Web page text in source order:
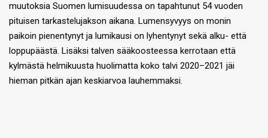
muutoksia Suomen lumisuudessa on tapahtunut 54 vuoden
pituisen tarkastelujakson aikana. Lumensyvyys on monin
paikoin pienentynyt ja lumikausi on lyhentynyt sekä alku- että
loppupäästä. Lisäksi talven sääkoosteessa kerrotaan että
kylmästä helmikuusta huolimatta koko talvi 2020–2021 jäi
hieman pitkän ajan keskiarvoa lauhemmaksi.